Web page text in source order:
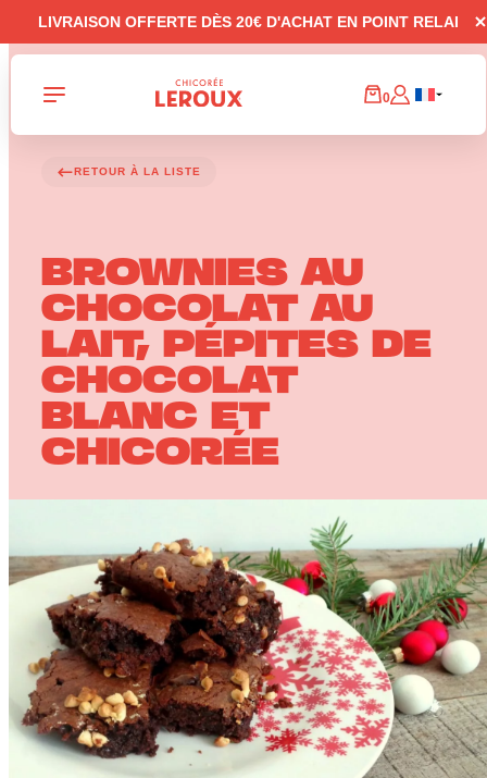
LIVRAISON OFFERTE DÈS 20€ D'ACHAT EN POINT RELAI
0
RETOUR À LA LISTE
BROWNIES AU
CHOCOLAT AU
LAIT, PÉPITES DE
CHOCOLAT
BLANC ET
CHICORÉE
Panneau de gestion des cookies